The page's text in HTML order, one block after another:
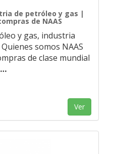
de petróleo y gas |
de NAAS
y gas, industria
somos NAAS
de clase mundial
…
Ver